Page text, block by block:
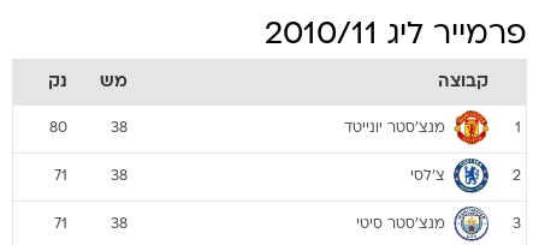
פרמייר ליג 2010/11
קבוצה מש נק
1 מנצ'סטר יונייטד 38
80
2 צ'לסי 38
71
3 מנצ'סטר סיטי 38
71